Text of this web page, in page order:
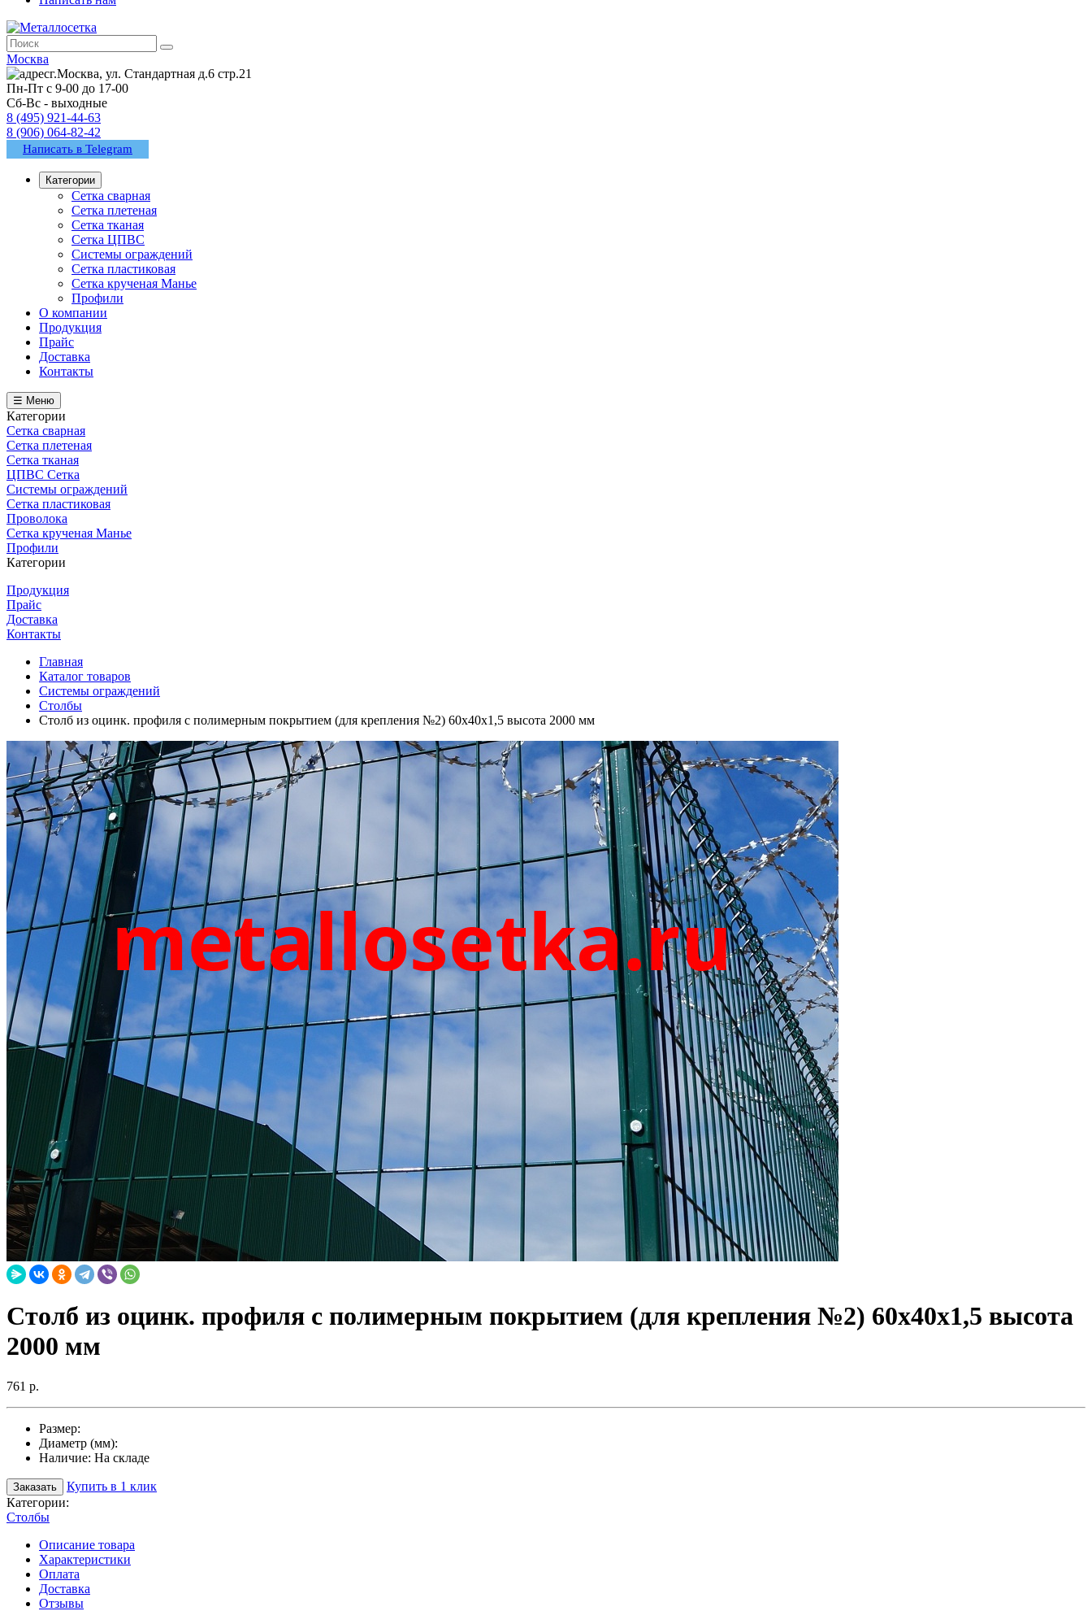
Москва
г.Москва, ул. Стандартная д.6 стр.21
Пн-Пт с 9-00 до 17-00
Сб-Вс - выходные
8 (495) 921-44-63
8 (906) 064-82-42
Написать в Telegram
Категории
Сетка сварная
Сетка плетеная
Сетка тканая
Сетка ЦПВС
Системы ограждений
Сетка пластиковая
Сетка крученая Манье
Профили
О компании
Продукция
Прайс
Доставка
Контакты
☰ Меню
Категории
Сетка сварная
Сетка плетеная
Сетка тканая
ЦПВС Сетка
Системы ограждений
Сетка пластиковая
Проволока
Сетка крученая Манье
Профили
Категории
Продукция
Прайс
Доставка
Контакты
Главная
Каталог товаров
Системы ограждений
Столбы
Столб из оцинк. профиля с полимерным покрытием (для крепления №2) 60х40х1,5 высота 2000 мм
Столб из оцинк. профиля с полимерным покрытием (для крепления №2) 60х40х1,5 высота
2000 мм
761 р.
Размер:
Диаметр (мм):
Наличие: На складе
Заказать
Купить в 1 клик
Категории:
Столбы
Описание товара
Характеристики
Оплата
Доставка
Отзывы